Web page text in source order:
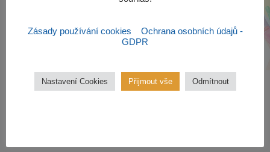
Zásady používání cookies
Ochrana osobních údajů -
GDPR
Nastavení Cookies Přijmout vše Odmítnout